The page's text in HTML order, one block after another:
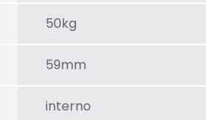
50kg
59mm
interno